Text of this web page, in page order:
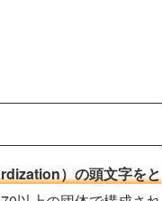
）の頭文字をと